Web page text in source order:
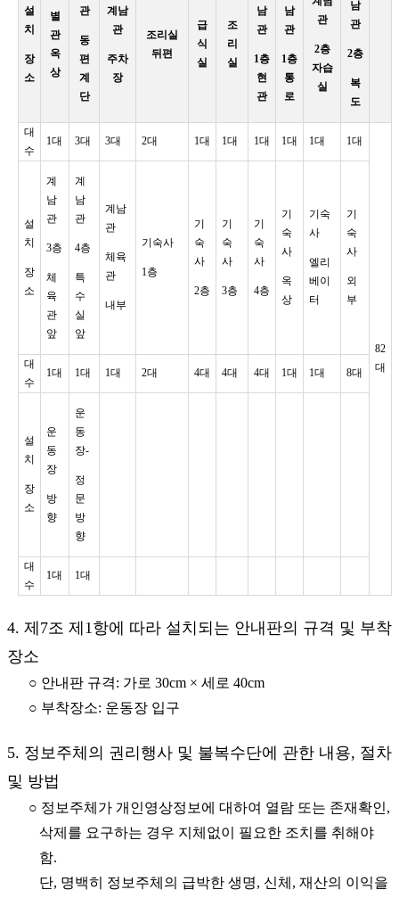
설
치
장
소
별
관
옥
상
관
동
편
계
단
계남
관
주차
장
조리실
뒤편
급
식
실
조
리
실
남
관
1층
현
관
남
관
1층
통
로
관
2층
자습
실
남
관
2층
복
도
대
수
1대 3대 3대 2대 1대 1대 1대 1대 1대 1대
82
대
설
치
장
소
계
남
관
3층
체
육
관
앞
계
남
관
4층
특
수
실
앞
계남
관
체육
관
내부
기숙사
1층
기
숙
사
2층
기
숙
사
3층
기
숙
사
4층
기
숙
사
옥
상
기숙
사
엘리
베이
터
기
숙
사
외
부
대
수
1대 1대 1대 2대 4대 4대 4대 1대 1대 8대
설
치
장
소
운
동
장
방
향
운
동
장-
정
문
방
향
대
수
1대 1대
4. 제7조 제1항에 따라 설치되는 안내판의 규격 및 부착
장소
○ 안내판 규격: 가로 30cm × 세로 40cm
○ 부착장소: 운동장 입구
5. 정보주체의 권리행사 및 불복수단에 관한 내용, 절차
및 방법
○ 정보주체가 개인영상정보에 대하여 열람 또는 존재확인,
삭제를 요구하는 경우 지체없이 필요한 조치를 취해야
함.
단, 명백히 정보주체의 급박한 생명, 신체, 재산의 이익을